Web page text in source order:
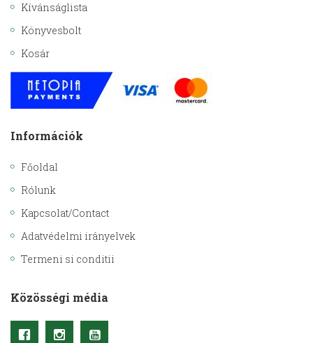
Kívánságlista
Könyvesbolt
Kosár
Információk
Főoldal
Rólunk
Kapcsolat/Contact
Adatvédelmi irányelvek
Termeni si conditii
Közösségi média